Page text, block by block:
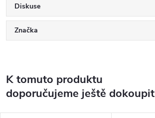
Diskuse
Značka
K tomuto produktu
doporučujeme ještě dokoupit